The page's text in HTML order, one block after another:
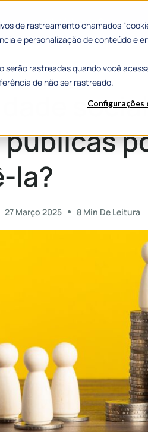
de rastreamento chamados
e personalização de conteúdo e
serão rastreadas quando você
de não ser rastreado.
Configurações
Histórias de Sucesso
políticas públicas podem combatê-
la?
27 Março 2025 8 Min De Leitura